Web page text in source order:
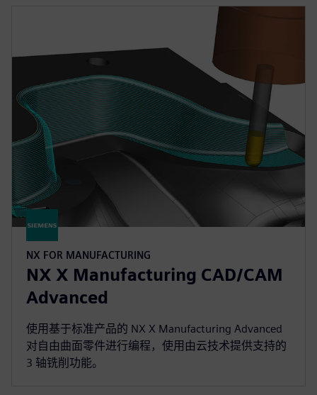
NX FOR MANUFACTURING
NX X Manufacturing CAD/CAM
Advanced
使用基于标准产品的 NX X Manufacturing Advanced
对自由曲面零件进行编程，使用由云技术提供支持的
3 轴铣削功能。